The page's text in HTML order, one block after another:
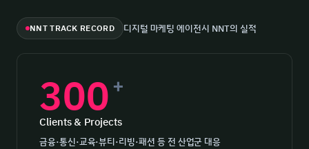
NNT TRACK RECORD 디지털 마케팅 에이전시 NNT의 실적
300 +
Clients & Projects
금융·통신·교육·뷰티·리빙·패션 등 전 산업군 대응